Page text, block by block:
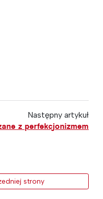
Następny artykuł
z perfekcjonizmem
strony